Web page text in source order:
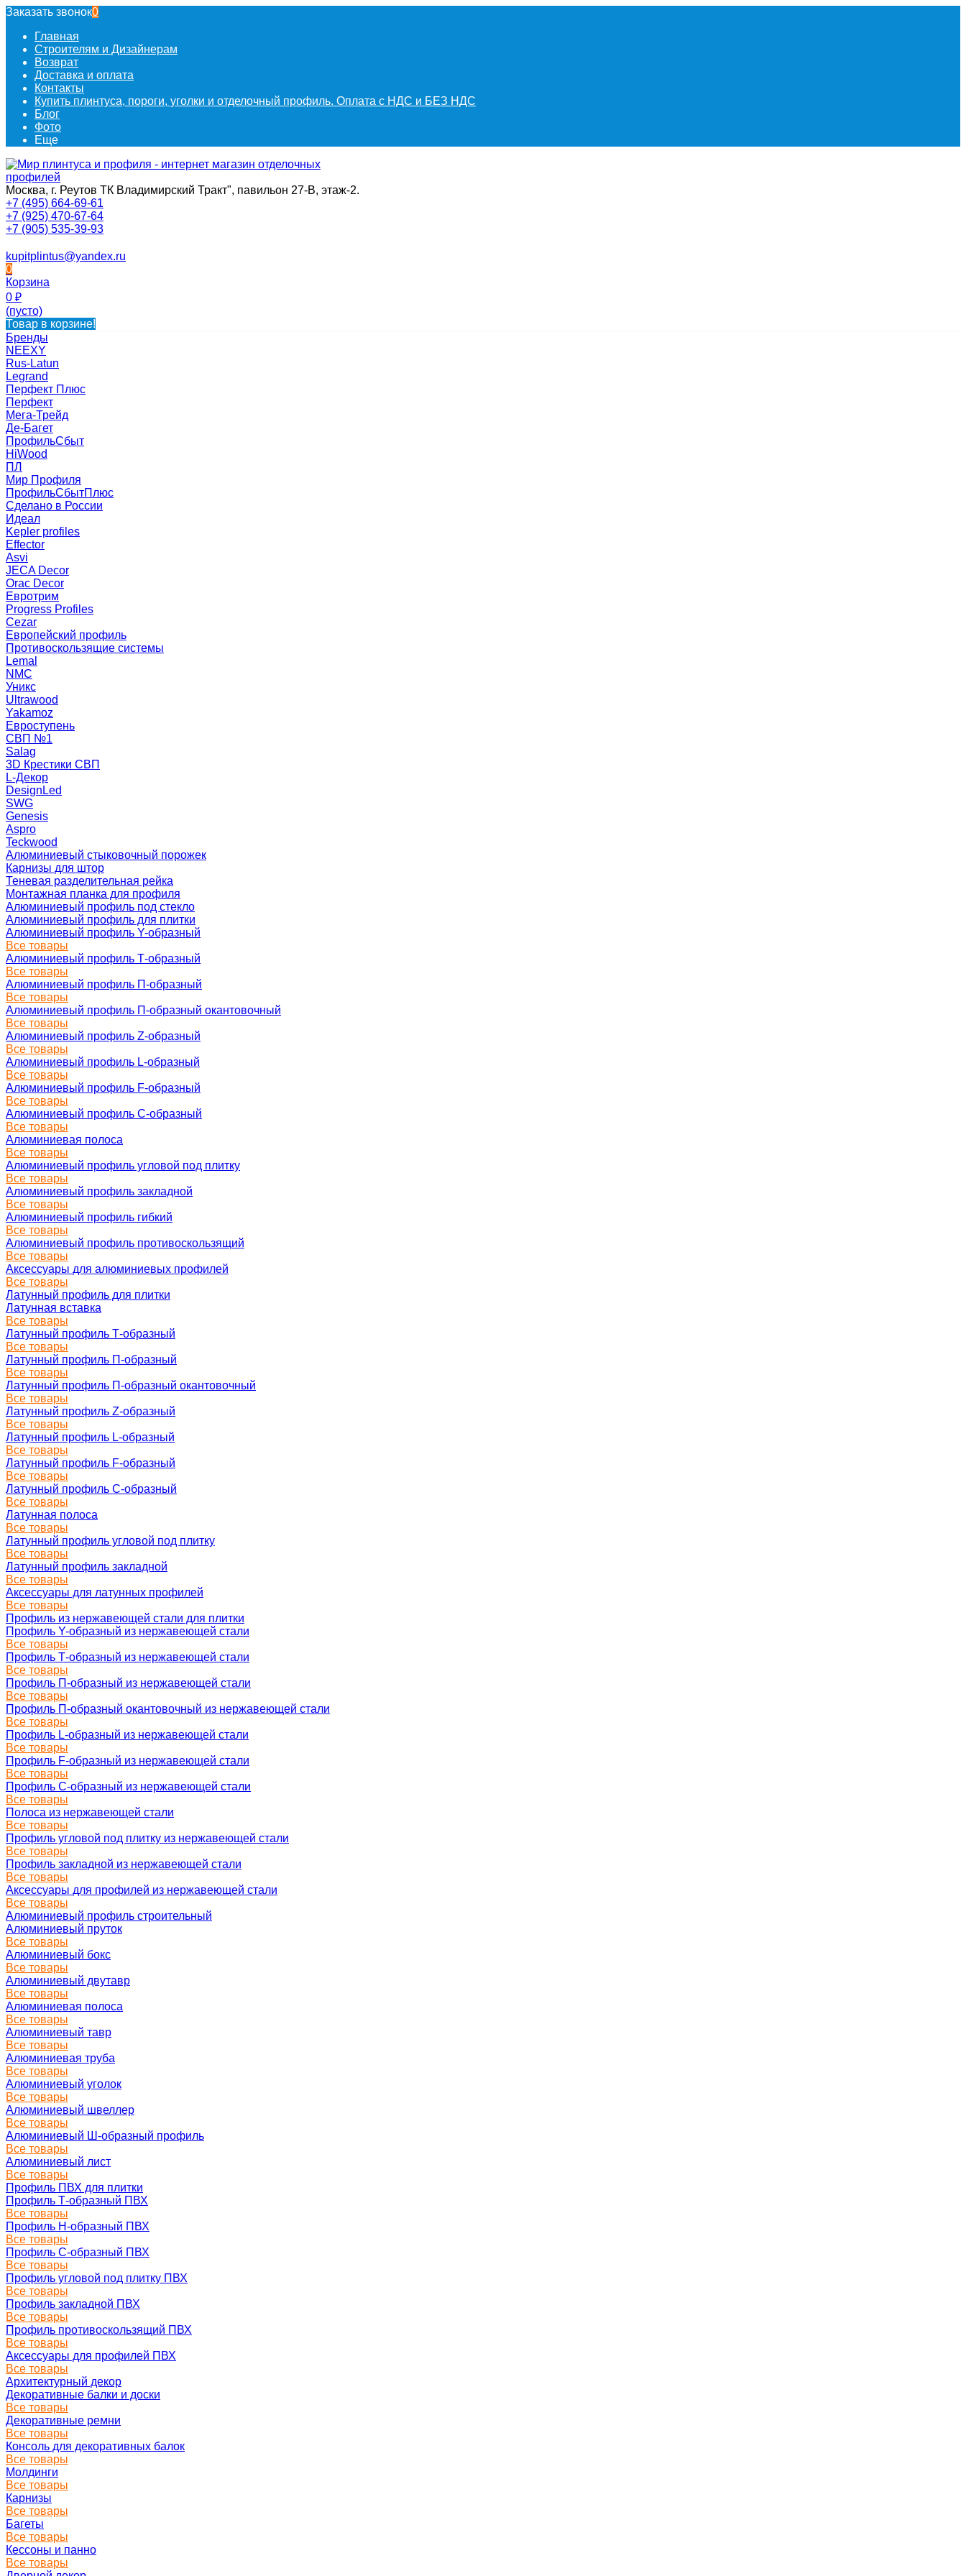
Заказать звонок0
Главная
Строителям и Дизайнерам
Возврат
Доставка и оплата
Контакты
Купить плинтуса, пороги, уголки и отделочный профиль. Оплата с НДС и БЕЗ НДС
Блог
Фото
Еще
Москва, г. Реутов ТК Владимирский Тракт", павильон 27-В, этаж-2.
+7 (495) 664-69-61
+7 (925) 470-67-64
+7 (905) 535-39-93
kupitplintus@yandex.ru
0
Корзина
0 ₽
(пусто)
Товар в корзине!
Бренды
NEEXY
Rus-Latun
Legrand
Перфект Плюс
Перфект
Мега-Трейд
Де-Багет
ПрофильСбыт
HiWood
ПЛ
Мир Профиля
ПрофильСбытПлюс
Сделано в России
Идеал
Kepler profiles
Effector
Asvi
JECA Decor
Orac Decor
Евротрим
Progress Profiles
Cezar
Европейский профиль
Противоскользящие системы
Lemal
NMC
Уникс
Ultrawood
Yakamoz
Евроступень
СВП №1
Salag
3D Крестики СВП
L-Декор
DesignLed
SWG
Genesis
Aspro
Teckwood
Алюминиевый стыковочный порожек
Карнизы для штор
Теневая разделительная рейка
Монтажная планка для профиля
Алюминиевый профиль под стекло
Алюминиевый профиль для плитки
Алюминиевый профиль Y-образный
Все товары
Алюминиевый профиль Т-образный
Все товары
Алюминиевый профиль П-образный
Все товары
Алюминиевый профиль П-образный окантовочный
Все товары
Алюминиевый профиль Z-образный
Все товары
Алюминиевый профиль L-образный
Все товары
Алюминиевый профиль F-образный
Все товары
Алюминиевый профиль C-образный
Все товары
Алюминиевая полоса
Все товары
Алюминиевый профиль угловой под плитку
Все товары
Алюминиевый профиль закладной
Все товары
Алюминиевый профиль гибкий
Все товары
Алюминиевый профиль противоскользящий
Все товары
Аксессуары для алюминиевых профилей
Все товары
Латунный профиль для плитки
Латунная вставка
Все товары
Латунный профиль Т-образный
Все товары
Латунный профиль П-образный
Все товары
Латунный профиль П-образный окантовочный
Все товары
Латунный профиль Z-образный
Все товары
Латунный профиль L-образный
Все товары
Латунный профиль F-образный
Все товары
Латунный профиль C-образный
Все товары
Латунная полоса
Все товары
Латунный профиль угловой под плитку
Все товары
Латунный профиль закладной
Все товары
Аксессуары для латунных профилей
Все товары
Профиль из нержавеющей стали для плитки
Профиль Y-образный из нержавеющей стали
Все товары
Профиль Т-образный из нержавеющей стали
Все товары
Профиль П-образный из нержавеющей стали
Все товары
Профиль П-образный окантовочный из нержавеющей стали
Все товары
Профиль L-образный из нержавеющей стали
Все товары
Профиль F-образный из нержавеющей стали
Все товары
Профиль C-образный из нержавеющей стали
Все товары
Полоса из нержавеющей стали
Все товары
Профиль угловой под плитку из нержавеющей стали
Все товары
Профиль закладной из нержавеющей стали
Все товары
Аксессуары для профилей из нержавеющей стали
Все товары
Алюминиевый профиль строительный
Алюминиевый пруток
Все товары
Алюминиевый бокс
Все товары
Алюминиевый двутавр
Все товары
Алюминиевая полоса
Все товары
Алюминиевый тавр
Все товары
Алюминиевая труба
Все товары
Алюминиевый уголок
Все товары
Алюминиевый швеллер
Все товары
Алюминиевый Ш-образный профиль
Все товары
Алюминиевый лист
Все товары
Профиль ПВХ для плитки
Профиль Т-образный ПВХ
Все товары
Профиль H-образный ПВХ
Все товары
Профиль C-образный ПВХ
Все товары
Профиль угловой под плитку ПВХ
Все товары
Профиль закладной ПВХ
Все товары
Профиль противоскользящий ПВХ
Все товары
Аксессуары для профилей ПВХ
Все товары
Архитектурный декор
Декоративные балки и доски
Все товары
Декоративные ремни
Все товары
Консоль для декоративных балок
Все товары
Молдинги
Все товары
Карнизы
Все товары
Багеты
Все товары
Кессоны и панно
Все товары